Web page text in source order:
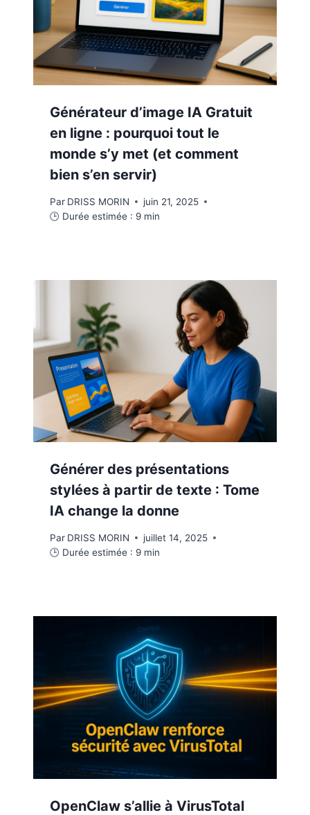
Générateur d’image IA Gratuit
en ligne : pourquoi tout le
monde s’y met (et comment
bien s’en servir)
Par DRISS MORIN
juin 21, 2025
🕒 Durée estimée : 9 min
Générer des présentations
stylées à partir de texte : Tome
IA change la donne
Par DRISS MORIN
juillet 14, 2025
🕒 Durée estimée : 9 min
OpenClaw s’allie à VirusTotal